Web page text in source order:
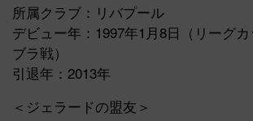
所属クラブ：リバプール
デビュー年：1997年1月8日（リーグ
ブラ戦）
引退年：2013年
＜ジェラードの盟友＞